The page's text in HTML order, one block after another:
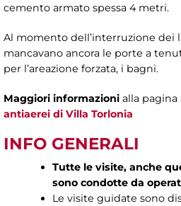
cemento armato spessa 4 metri.
Al momento dell’interruzione dei
mancavano ancora le porte a
per l’areazione forzata, i bagni.
Maggiori informazioni alla pagina
antiaerei di Villa Torlonia
INFO GENERALI
Tutte le visite, anche
sono condotte da
Le visite guidate sono